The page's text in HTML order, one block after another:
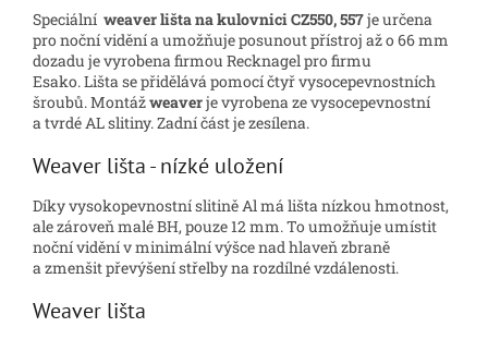
Speciální weaver lišta na kulovnici CZ550, 557je určena
pro noční vidění a umožňuje posunout přístroj až o 66 mm
dozadu je vyrobena firmou Recknagel pro firmu
Esako. Lišta se přidělává pomocí čtyř vysocepevnostních
šroubů. Montážweaverje vyrobena ze vysocepevnostní
a tvrdé AL slitiny. Zadní část je zesílena.
Weaver lišta - nízké uložení
Díky vysokopevnostní slitině Al má lišta nízkou hmotnost,
ale zároveň malé BH, pouze 12 mm. To umožňuje umístit
noční vidění v minimální výšce nad hlaveň zbraně
a zmenšit převýšení střelby na rozdílné vzdálenosti.
Weaver lišta